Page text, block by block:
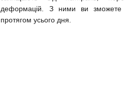
деформацій. З ними ви зможете
протягом усього дня.